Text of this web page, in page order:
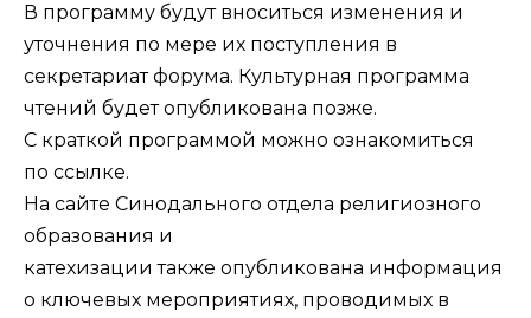
В программу будут вноситься изменения и
уточнения по мере их поступления в
секретариат форума. Культурная программа
чтений будет опубликована позже.
С краткой программой можно ознакомиться
по ссылке.
На сайте Синодального отдела религиозного
образования и
катехизации также опубликована информация
о ключевых мероприятиях, проводимых в